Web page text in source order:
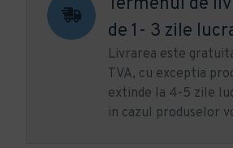
Termenul de
de 1- 3 zile
Livrarea este
TVA, cu exceptia
extinde la 4-5 zile
in cazul produselor